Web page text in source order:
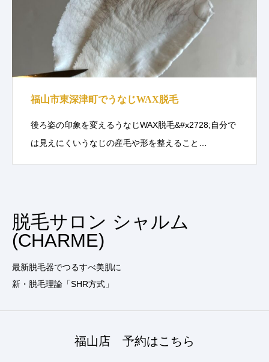
福山市東深津町でうなじWAX脱毛
後ろ姿の印象を変えるうなじWAX脱毛&#x2728;自分で
は見えにくいうなじの産毛や形を整えること…
脱毛サロン シャルム
(CHARME)
最新脱毛器でつるすべ美肌に
新・脱毛理論「SHR方式」
福山店 予約はこちら